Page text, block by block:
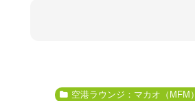
空港ラウンジ：マカオ（MFM）